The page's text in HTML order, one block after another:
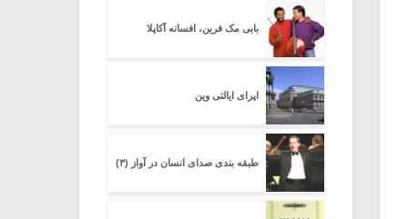
بابی مک فرین، افسانه آکاپلا
اپرای ایالتی وین
طبقه بندی صدای انسان در آواز (۳)